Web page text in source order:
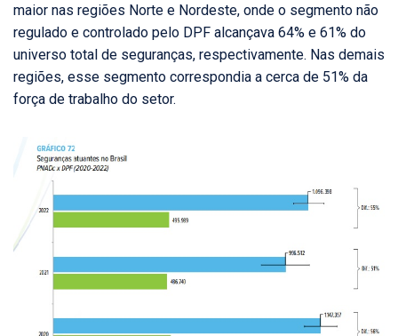
maior nas regiões Norte e Nordeste, onde o segmento não
regulado e controlado pelo DPF alcançava 64% e 61% do
universo total de seguranças, respectivamente. Nas demais
regiões, esse segmento correspondia a cerca de 51% da
força de trabalho do setor.